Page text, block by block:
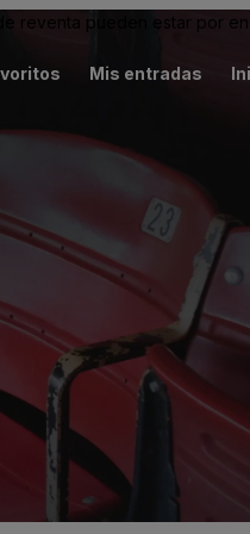
reventa pueden estar por
Mis entradas